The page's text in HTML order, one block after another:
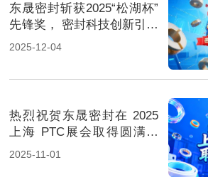
东晟密封斩获2025“松湖杯”
先锋奖， 密封科技创新引领
行业新篇！
2025-12-04
热烈祝贺东晟密封在 2025
上海 PTC展会取得圆满成
功！
2025-11-01